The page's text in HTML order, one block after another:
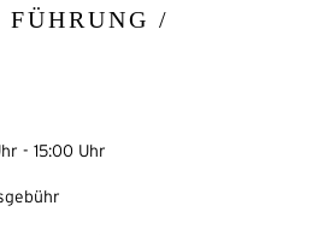
FÜHRUNG /
- 15:00 Uhr